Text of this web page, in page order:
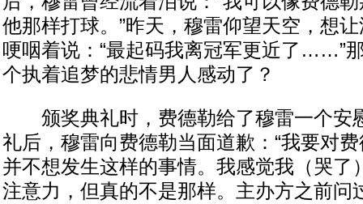
他那样打球。”昨天，穆雷仰望天空，想
哽咽着说：“最起码我离冠军更近了……”
个执着追梦的悲情男人感动了？
颁奖典礼时，费德勒给了穆雷一个安
礼后，穆雷向费德勒当面道歉：“我要对
并不想发生这样的事情。我感觉我（哭了
注意力，但真的不是那样。主办方之前问